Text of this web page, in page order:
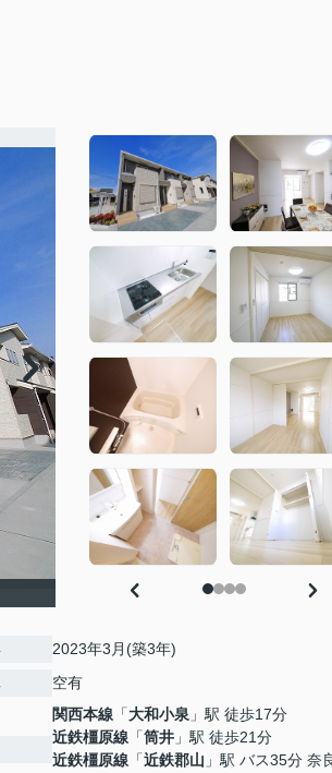
2023年3月(築3年)
空有
関西本線 「大和小泉 」駅 徒歩17分
近鉄橿原線 「筒井 」駅 徒歩21分
近鉄橿原線 「近鉄郡山 」駅 バス35分 奈